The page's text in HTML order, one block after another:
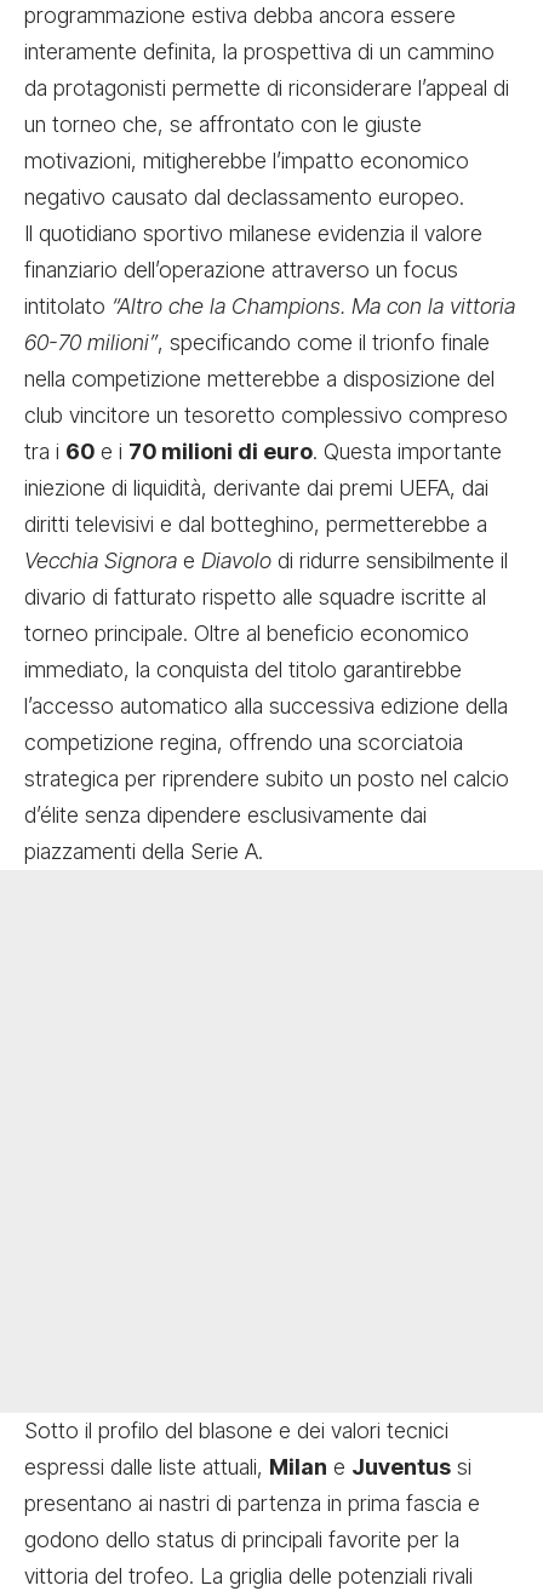
programmazione estiva debba ancora essere
interamente definita, la prospettiva di un cammino
da protagonisti permette di riconsiderare l’appeal di
un torneo che, se affrontato con le giuste
motivazioni, mitigherebbe l’impatto economico
negativo causato dal declassamento europeo.
Il quotidiano sportivo milanese evidenzia il valore
finanziario dell’operazione attraverso un focus
intitolato “Altro che la Champions. Ma con la vittoria
60-70 milioni”, specificando come il trionfo finale
nella competizione metterebbe a disposizione del
club vincitore un tesoretto complessivo compreso
tra i 60 e i 70 milioni di euro. Questa importante
iniezione di liquidità, derivante dai premi UEFA, dai
diritti televisivi e dal botteghino, permetterebbe a
Vecchia Signora e Diavolo di ridurre sensibilmente il
divario di fatturato rispetto alle squadre iscritte al
torneo principale. Oltre al beneficio economico
immediato, la conquista del titolo garantirebbe
l’accesso automatico alla successiva edizione della
competizione regina, offrendo una scorciatoia
strategica per riprendere subito un posto nel calcio
d’élite senza dipendere esclusivamente dai
piazzamenti della Serie A.
Sotto il profilo del blasone e dei valori tecnici
espressi dalle liste attuali, Milan e Juventus si
presentano ai nastri di partenza in prima fascia e
godono dello status di principali favorite per la
vittoria del trofeo. La griglia delle potenziali rivali